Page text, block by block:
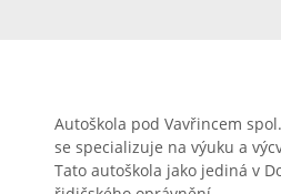
Autoškola pod Vavřincem
se specializuje na výuku a
Tato autoškola jako jediná v